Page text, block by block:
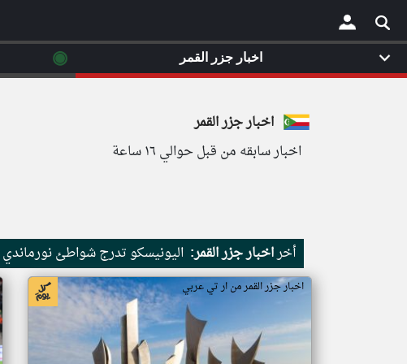
×
اخبار جزر القمر
اخبار سابقه من قبل حوالي ١٦ ساعة
أخراخبار جزر القمر: اليونيسكو تدرج شواطئ
اخبار جزر القمر من ار تي عربي
اخبار جزر القمر ◉